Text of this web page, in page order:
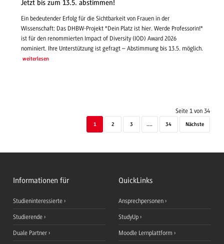
Jetzt bis zum 13.5. abstimmen!
Ein bedeutender Erfolg für die Sichtbarkeit von Frauen in der
Wissenschaft: Das DHBW-Projekt "Dein Platz ist hier. Werde Professorin!"
ist für den renommierten Impact of Diversity (IOD) Award 2026
nominiert. Ihre Unterstützung ist gefragt – Abstimmung bis 13.5. möglich.
weiterlesen
Seite 1 von 34
1 2 3 .... 34 Nächste
Informationen für
Studieninteressierte
Studierende
Duale Partner
QuickLinks
Ansprechpersonen
StudyUp
Moodle Lernplattform